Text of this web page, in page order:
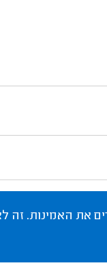
את האמינות.